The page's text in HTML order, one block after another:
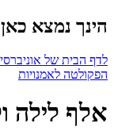
הינך נמצא כאן
לדף הבית של
הפקולטה לאמנויות
אלף לילה